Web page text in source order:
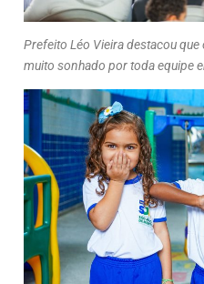
Prefeito Léo Vieira destacou
muito sonhado por toda equipe